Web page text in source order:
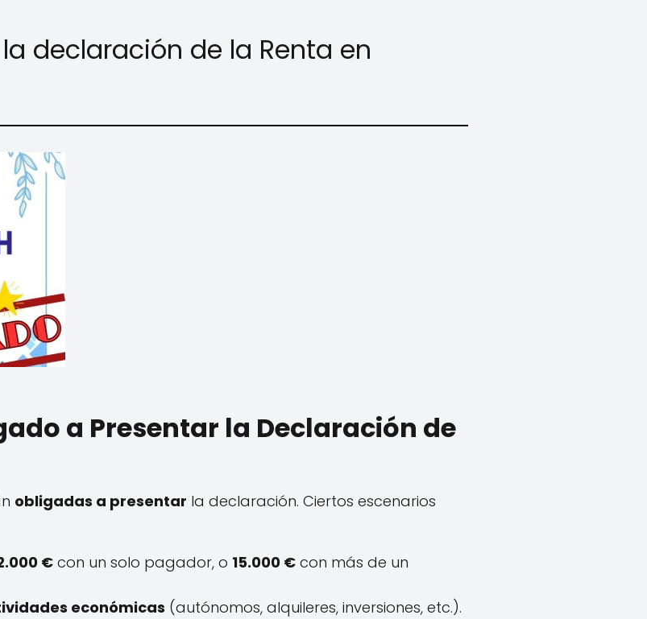
declaración de la Renta en
a Presentar la Declaración de
obligadas a presentar la declaración. Ciertos escenarios
€con un solo pagador, o 15.000 € con más de un
económicas (autónomos, alquileres, inversiones, etc.).